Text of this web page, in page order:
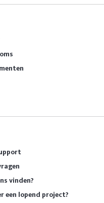
vinden?
een lopend project?